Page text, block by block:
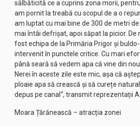
sălbăticită ce a cuprins zona morii,
am pornit la treabă cu scopul de a o
am luptat cu mai bine de 300 de metri
mai întâi defrișat, apoi săpat la picior. De
fost echipa de la Primăria Prigor și
intervenit în punctele critice. Cu mari
până seară să vedem apa că vine din
Nerei în aceste zile este mic, așa că
ploaie apa să crească și să curețe
depus pe canal“, transmit reprezentații
Moara Țărănească – atracția zonei